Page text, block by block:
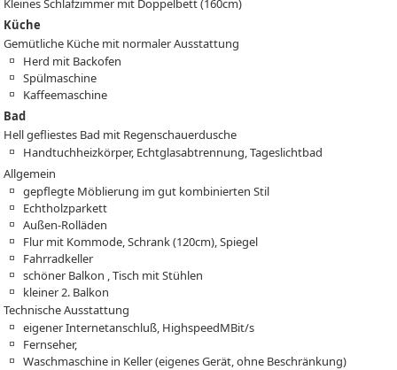
Kleines Schlafzimmer mit Doppelbett (160cm)
Küche
Gemütliche Küche mit normaler Ausstattung
Herd mit Backofen
Spülmaschine
Kaffeemaschine
Bad
Hell gefliestes Bad mit Regenschauerdusche
Handtuchheizkörper, Echtglasabtrennung, Tageslichtbad
Allgemein
gepflegte Möblierung im gut kombinierten Stil
Echtholzparkett
Außen-Rolläden
Flur mit Kommode, Schrank (120cm), Spiegel
Fahrradkeller
schöner Balkon , Tisch mit Stühlen
kleiner 2. Balkon
Technische Ausstattung
eigener Internetanschluß, HighspeedMBit/s
Fernseher,
Waschmaschine in Keller (eigenes Gerät, ohne Beschränkung)